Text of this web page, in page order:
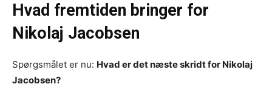
Hvad fremtiden bringer for
Nikolaj Jacobsen
Spørgsmålet er nu: Hvad er det næste skridt for Nikolaj
Jacobsen?